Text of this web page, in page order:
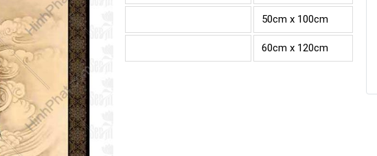
50cm x 100cm
60cm x 120cm